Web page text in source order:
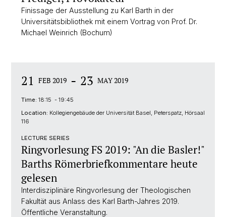
Finissage der Ausstellung zu Karl Barth in der
Universitätsbibliothek mit einem Vortrag von Prof. Dr.
Michael Weinrich (Bochum)
21 FEB 2019 - 23 MAY 2019
Time: 18:15 - 19:45
Location: Kollegiengebäude der Universität Basel, Peterspatz, Hörsaal
116
LECTURE SERIES
Ringvorlesung FS 2019: "An die Basler!"
Barths Römerbriefkommentare heute
gelesen
Interdisziplinäre Ringvorlesung der Theologischen
Fakultät aus Anlass des Karl Barth-Jahres 2019.
Öffentliche Veranstaltung.